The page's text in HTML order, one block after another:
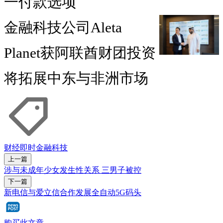
金融科技公司Aleta
Planet获阿联酋财团投资
将拓展中东与非洲市场
财经即时金融科技
上一篇
涉与未成年少女发生性关系 三男子被控
下一篇
新电信与爱立信合作发展全自动5G码头